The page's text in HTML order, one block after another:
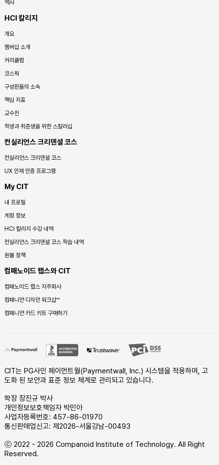
역사
HCI 칼리지
개요
멤버십 소개
커리큘럼
코스웍
구성원들의 소속
핵심 지표
교수진
학생과 취준생을 위한 스칼라십
컨실리언스 크리덴셜 코스
컨실리언스 크리덴셜 코스
UX 인재 인증 프로그램
My CIT
내 프로필
계정 정보
HCI 칼리지 수강 내역
컨실리언스 크리덴셜 코스 학습 내역
환불 정책
컴패노이드 랩스와 CIT
컴패노이드 랩스 지주회사
컴패니언 디자인 워크샵™
컴패니언 카드 키트 구매하기
CIT는 PG사인 페이먼트월(Paymentwall, Inc.) 시스템을 적용하며, 고
도화 된 보안과 표준 정보 체계로 관리되고 있습니다.
학장 장진규 박사
개인정보보호책임자 박민아
사업자등록번호: 457-86-01970
통신판매업신고: 제2026-서울강남-00493
ⓒ 2022 - 2026 Companoid Institute of Technology. All Right
Reserved.